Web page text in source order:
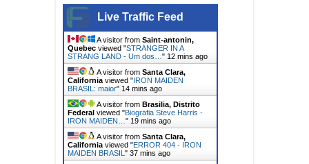
Live Traffic Feed
A visitor from Saint-antonin,
Quebec viewed "STRANGER IN A
STRANG LAND - Um dos… " 12 mins ago
A visitor from Santa Clara,
California viewed "IRON MAIDEN
BRASIL: maior" 14 mins ago
A visitor from Brasilia, Distrito
Federal viewed "Biografia Steve Harris -
IRON MAIDEN… " 19 mins ago
A visitor from Santa Clara,
California viewed "ERROR 404 - IRON
MAIDEN BRASIL " 37 mins ago